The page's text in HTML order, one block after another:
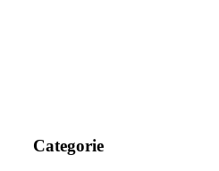
Categorie